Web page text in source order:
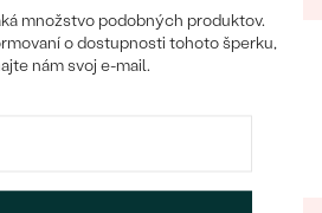
v Eppi
množstvo podobných produktov.
o dostupnosti tohoto šperku,
nám svoj e-mail.